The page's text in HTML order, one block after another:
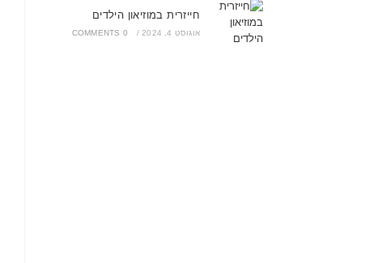
חייזרית במוזיאון הילדים
אוגוסט 4, 2024 /
0 COMMENTS